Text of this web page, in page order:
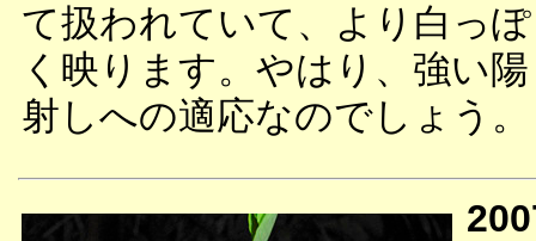
て扱われていて、より白っぽ
く映ります。やはり、強い陽
射しへの適応なのでしょう。